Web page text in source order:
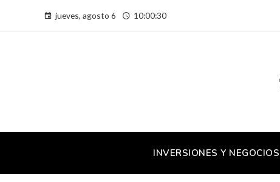
jueves, agosto 6 10:00:31
INVERSIONES Y NEGOCIOS